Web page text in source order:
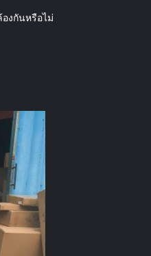
งกันหรือไม่